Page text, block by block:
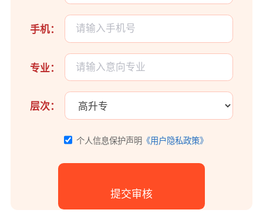
手机：
专业：
层次：
个人信息保护声明 《用户隐私政策》